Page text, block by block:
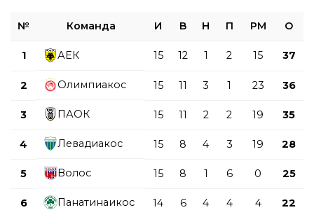
№ Команда И В Н П РМ О
1 АЕК 15 12 1 2 15 37
2 Олимпиакос 15 11 3 1 23 36
3 ПАОК 15 11 2 2 19 35
4 Левадиакос 15 8 4 3 19 28
5 Волос 15 8 1 6 0 25
6 Панатинаикос 14 6 4 4 4 22